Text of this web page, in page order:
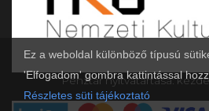
Ez a weboldal különböző típusú
'Elfogadom' gombra kattintással
Részletes süti tájékoztató
Pénztár nyitvatartása: